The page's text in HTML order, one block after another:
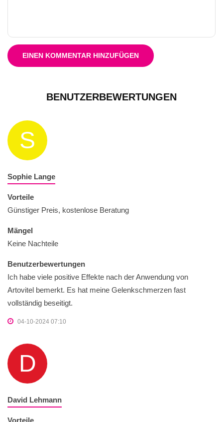
EINEN KOMMENTAR HINZUFÜGEN
BENUTZERBEWERTUNGEN
S
Sophie Lange
Vorteile
Günstiger Preis, kostenlose Beratung
Mängel
Keine Nachteile
Benutzerbewertungen
Ich habe viele positive Effekte nach der Anwendung von
Artovitel bemerkt. Es hat meine Gelenkschmerzen fast
vollständig beseitigt.
04-10-2024 07:10
D
David Lehmann
Vorteile